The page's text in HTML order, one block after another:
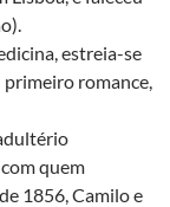
estreia-se
romance,
quem
1856, Camilo e